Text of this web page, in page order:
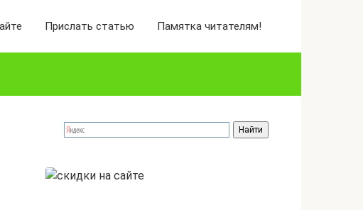
Прислать статью Памятка читателям!